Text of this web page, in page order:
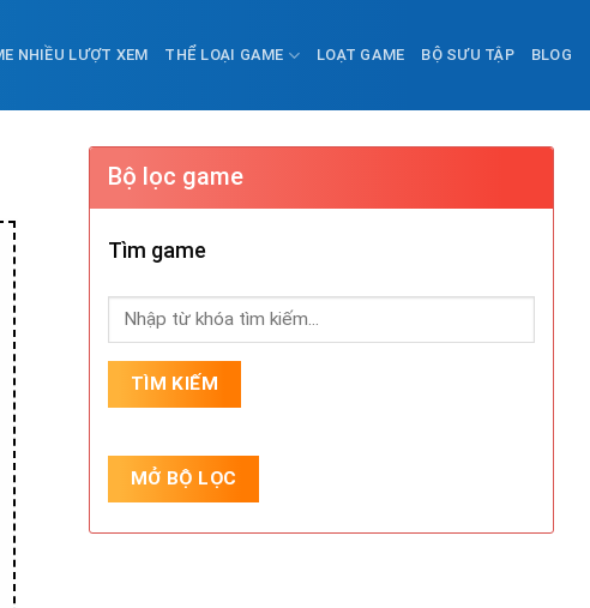
NHIỀU LƯỢT XEM THỂ LOẠI GAME LOẠT GAME BỘ SƯU TẬP BLOG
Bộ lọc game
Tìm game